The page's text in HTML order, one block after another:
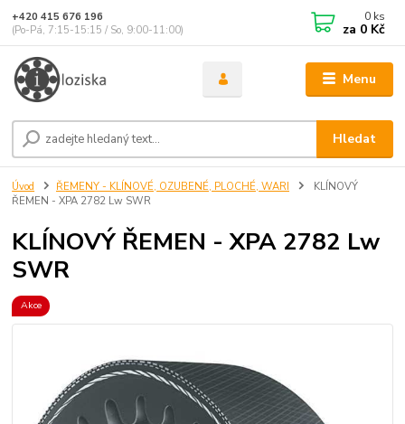
Menu
Hledat
+420 415 676 196
(Po-Pá, 7:15-15:15 / So, 9:00-11:00)
0 ks
za 0 Kč
Úvod ŘEMENY - KLÍNOVÉ, OZUBENÉ, PLOCHÉ, WARI
KLÍNOVÝ
ŘEMEN - XPA 2782 Lw SWR
KLÍNOVÝ ŘEMEN - XPA 2782 Lw
SWR
Akce